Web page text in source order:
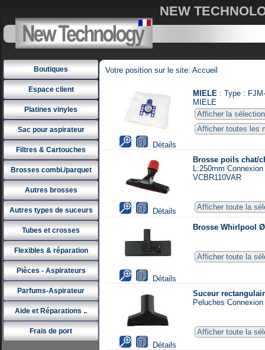
NEW
Boutiques
Espace client
Platines vinyles
Sac pour aspirateur
Filtres & Cartouches
Brosses combi./parquet
Autres brosses
Autres types de suceurs
Tubes et crosses
Flexibles & réparation
Pièces - Aspirateurs
Parfums-Aspirateur
Aide et Réparations ..
Frais de port
Votre position sur le site: Accueil
Détails
MIELE : Type :
MIELE
Afficher la sélection
Afficher toutes les
Détails
Brosse poils chat/
L:250mm
VCBR110VAR
Afficher toute la
Détails
Brosse Whirlpool
Afficher toute la
Détails
Suceur
Peluches
Afficher toute la